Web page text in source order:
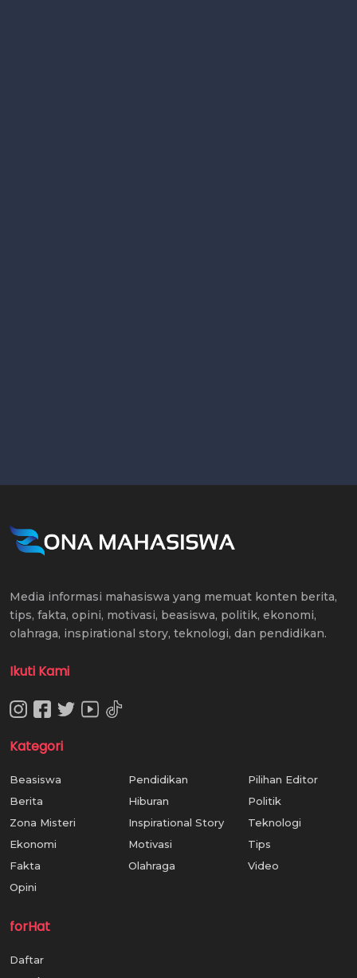
Media informasi mahasiswa yang memuat konten berita,
tips, fakta, opini, motivasi, beasiswa, politik, ekonomi,
olahraga, inspirational story, teknologi, dan pendidikan.
Ikuti Kami
Kategori
Beasiswa
Berita
Zona Misteri
Ekonomi
Fakta
Opini
Pendidikan
Hiburan
Inspirational Story
Motivasi
Olahraga
Pilihan Editor
Politik
Teknologi
Tips
Video
forHat
Daftar